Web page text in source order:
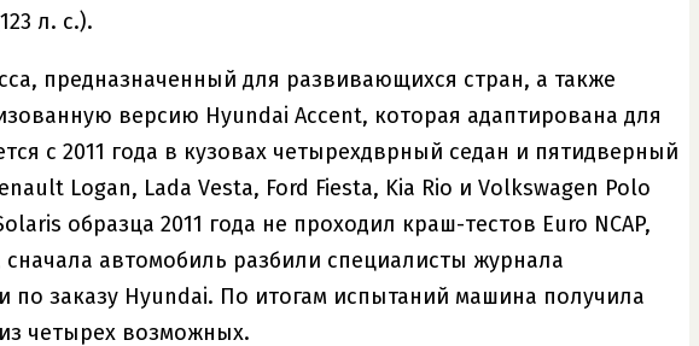
л. с.).
предназначенный для развивающихся стран, а также
версию Hyundai Accent, которая адаптирована для
с 2011 года в кузовах четырехдврный седан и пятидверный
Logan, Lada Vesta, Ford Fiesta, Kia Rio и Volkswagen Polo
образца 2011 года не проходил краш-тестов Euro NCAP,
автомобиль разбили специалисты журнала
заказу Hyundai. По итогам испытаний машина получила
четырех возможных.